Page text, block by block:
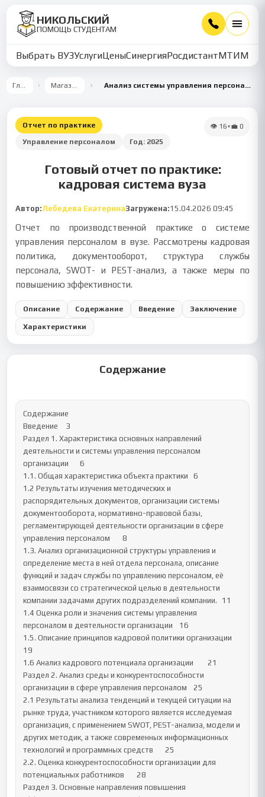
НИКОЛЬСКИЙ
ПОМОЩЬ СТУДЕНТАМ
Выбрать ВУЗУслугиЦеныСинергияРосдистантМТИММУ
Главная Магазин работ Анализ системы управления персоналом в образовательной организации
Отчет по практике
Управление персоналом
Год: 2025
👁 16•💼 0
Готовый отчет по практике:
кадровая система вуза
Автор:Лебедева ЕкатеринаЗагружена:15.04.2026 09:45
Отчет по производственной практике о системе
управления персоналом в вузе. Рассмотрены кадровая
политика, документооборот, структура службы
персонала, SWOT- и PEST-анализ, а также меры по
повышению эффективности.
Описание Содержание Введение Заключение
Характеристики
Содержание
Содержание
Введение	3
Раздел 1. Характеристика основных направлений
деятельности и системы управления персоналом
организации	6
1.1. Общая характеристика объекта практики	6
1.2 Результаты изучения методических и
распорядительных документов, организации системы
документооборота, нормативно-правовой базы,
регламентирующей деятельности организации в сфере
управления персоналом	8
1.3. Анализ организационной структуры управления и
определение места в ней отдела персонала, описание
функций и задач службы по управлению персоналом, её
взаимосвязи со стратегической целью в деятельности
компании задачами других подразделений компании.	11
1.4 Оценка роли и значения системы управления
персоналом в деятельности организации	16
1.5. Описание принципов кадровой политики организации
19
1.6 Анализ кадрового потенциала организации	21
Раздел 2. Анализ среды и конкурентоспособности
организации в сфере управления персоналом	25
2.1 Результаты анализа тенденций и текущей ситуации на
рынке труда, участником которого является исследуемая
организация, с применением SWOT, PEST-анализа, модели и
других методик, а также современных информационных
технологий и программных средств	25
2.2. Оценка конкурентоспособности организации для
потенциальных работников	28
Раздел 3. Основные направления повышения